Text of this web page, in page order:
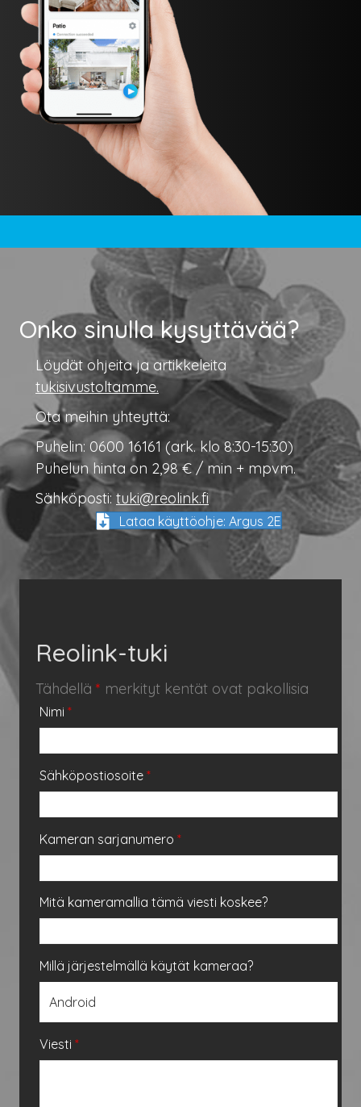
Onko sinulla kysyttävää?
Löydät ohjeita ja artikkeleita
tukisivustoltamme.
Ota meihin yhteyttä:
Puhelin: 0600 16161 (ark. klo 8:30-15:30)
Puhelun hinta on 2,98 € / min + mpvm.
Sähköposti: tuki@reolink.fi
Lataa käyttöohje: Argus 2E
Reolink-tuki
Tähdellä * merkityt kentät ovat pakollisia
Nimi *
Sähköpostiosoite *
Kameran sarjanumero *
Mitä kameramallia tämä viesti koskee?
Millä järjestelmällä käytät kameraa?
Viesti *